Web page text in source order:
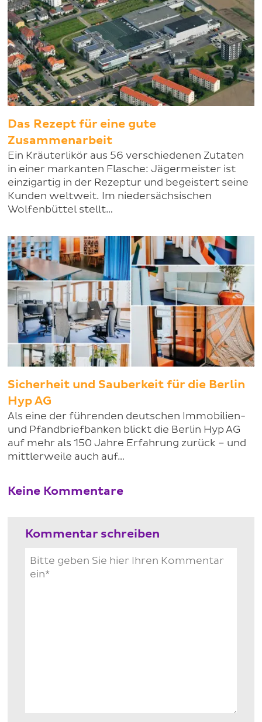
Das Rezept für eine gute
Zusammenarbeit
Ein Kräuterlikör aus 56 verschiedenen Zutaten
in einer markanten Flasche: Jägermeister ist
einzigartig in der Rezeptur und begeistert seine
Kunden weltweit. Im niedersächsischen
Wolfenbüttel stellt…
Sicherheit und Sauberkeit für die Berlin
Hyp AG
Als eine der führenden deutschen Immobilien-
und Pfandbriefbanken blickt die Berlin Hyp AG
auf mehr als 150 Jahre Erfahrung zurück – und
mittlerweile auch auf…
Keine Kommentare
Kommentar schreiben